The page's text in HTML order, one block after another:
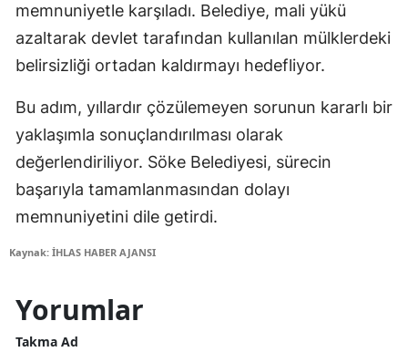
memnuniyetle karşıladı. Belediye, mali yükü
azaltarak devlet tarafından kullanılan mülklerdeki
belirsizliği ortadan kaldırmayı hedefliyor.
Bu adım, yıllardır çözülemeyen sorunun kararlı bir
yaklaşımla sonuçlandırılması olarak
değerlendiriliyor. Söke Belediyesi, sürecin
başarıyla tamamlanmasından dolayı
memnuniyetini dile getirdi.
Kaynak: İHLAS HABER AJANSI
Yorumlar
Takma Ad